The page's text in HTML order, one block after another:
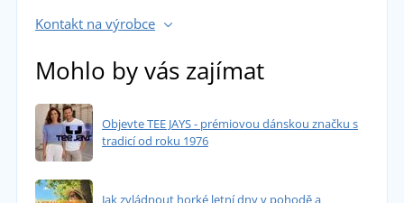
Kontakt na výrobce
Mohlo by vás zajímat
Objevte TEE JAYS - prémiovou dánskou značku s
tradicí od roku 1976